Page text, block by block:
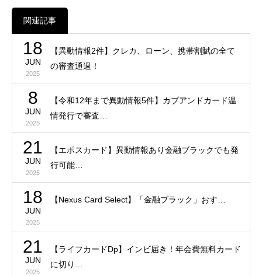
関連記事
18
JUN
2025
【異動情報2件】クレカ、ローン、携帯割賦の全て
の審査通過！
8
JUN
2025
【令和12年まで異動情報5件】カブアンドカード温
情発行で審査…
21
JUN
2025
【エポスカード】異動情報あり金融ブラックでも発
行可能…
18
JUN
2025
【Nexus Card Select】「金融ブラック」おす…
21
JUN
2025
【ライフカードDp】インビ届き！年会費無料カード
に切り…